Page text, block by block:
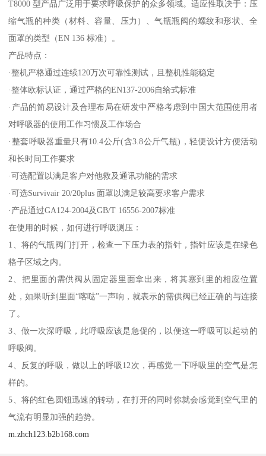
T8000 型产品广泛用于要求呼吸保护的众多领域。适应性取决于：压
缩气瓶的种类（材料、容量、压力）、气瓶瓶阀的螺纹和形状、全
面罩的类型（EN 136 标准）。
产品特点：
·整机严格通过连续120万次可靠性测试，且整机性能稳定
·整体欧标认证，通过严格的EN137-2006自给式标准
·产品的简易设计及合理布局在研发中严格考虑到中国大范围使用者
对呼吸器的使用工作习惯及工作场合
·整套呼吸器重量只有10.4公斤(含3.8公斤气瓶)，轻便设计方便活动
和长时间工作要求
·可选配置以满足客户对他救及通讯功能的需求
·可选Survivair 20/20plus 面罩以满足较高要求客户需求
·产品通过GA124-2004及GB/T 16556-2007标准
在使用的时候，如何进行呼吸测压：
1、将的气瓶阀门打开，检查一下压力表的指针，指针应该是在绿色
格子区域之内。
2、把里面的需供阀从固定器里面拿出来，将其塞到里的相应位置
处，如果听到里面“喀哒”一声响，就表示的需供阀已经正确的与连接
了。
3、做一次深呼吸，此呼吸应该是急促的，以便这一呼吸可以起动的
呼吸阀。
4、反复的呼吸，做以上的呼吸12次，再感觉一下呼吸里的空气是怎
样的。
5、将的红色圆钮迅速的转动，在打开的同时你就会感觉到空气里的
气流有明显加强的趋势。
m.zhch123.b2b168.com